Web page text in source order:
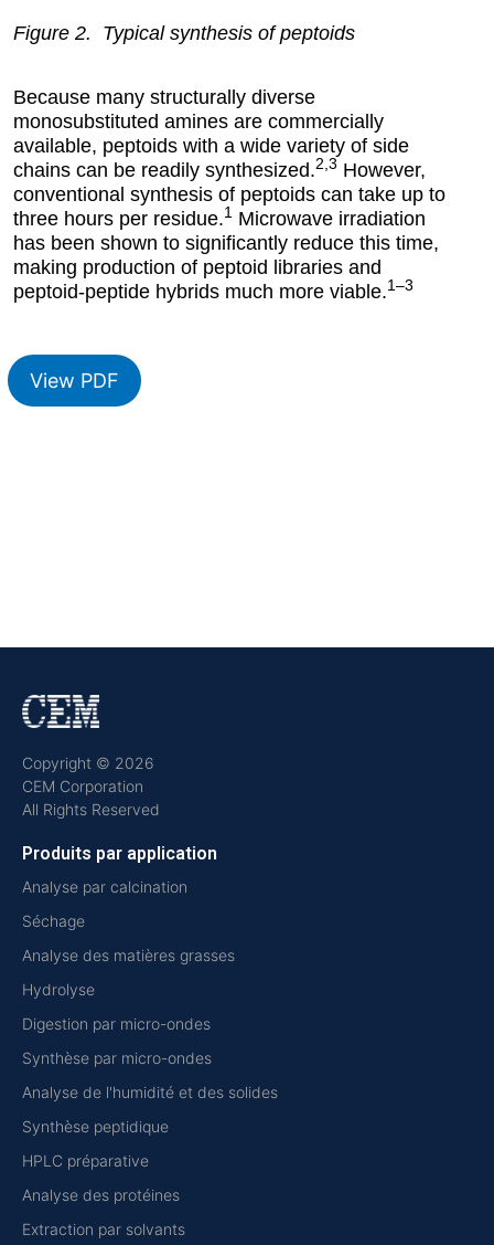
Figure 2. Typical synthesis of peptoids
Because many structurally diverse
monosubstituted amines are commercially
available, peptoids with a wide variety of side
chains can be readily synthesized.2,3 However,
conventional synthesis of peptoids can take up to
three hours per residue.1 Microwave irradiation
has been shown to significantly reduce this time,
making production of peptoid libraries and
peptoid-peptide hybrids much more viable.1–3
View PDF
Copyright © 2026
CEM Corporation
All Rights Reserved
Produits par application
Analyse par calcination
Séchage
Analyse des matières grasses
Hydrolyse
Digestion par micro-ondes
Synthèse par micro-ondes
Analyse de l'humidité et des solides
Synthèse peptidique
HPLC préparative
Analyse des protéines
Extraction par solvants